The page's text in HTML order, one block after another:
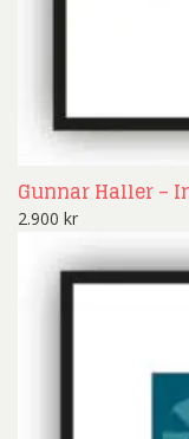
Gunnar Haller –
2.900 kr